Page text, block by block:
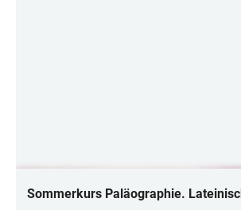
Sommerkurs Paläographie.